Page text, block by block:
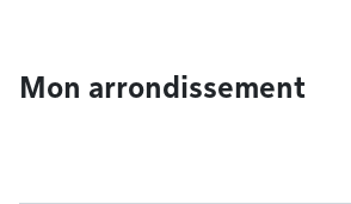
Mon arrondissement